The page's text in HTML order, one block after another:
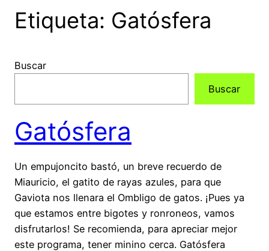
Etiqueta: Gatósfera
Buscar
Buscar
Gatósfera
Un empujoncito bastó, un breve recuerdo de
Miauricio, el gatito de rayas azules, para que
Gaviota nos llenara el Ombligo de gatos. ¡Pues ya
que estamos entre bigotes y ronroneos, vamos
disfrutarlos! Se recomienda, para apreciar mejor
este programa, tener minino cerca. Gatósfera